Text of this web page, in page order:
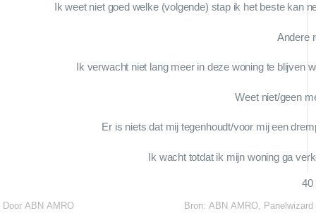
40
Bron: ABN AMRO, Panelwizard
Door ABN AMRO
Ik weet niet goed welke (volgende) stap ik het beste kan
Andere
Ik verwacht niet lang meer in deze woning te blijven
Weet niet/geen
Er is niets dat mij tegenhoudt/voor mij een
Ik wacht totdat ik mijn woning ga